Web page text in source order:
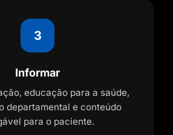
3
Informar
educação para a saúde,
departamental e conteúdo
para o paciente.